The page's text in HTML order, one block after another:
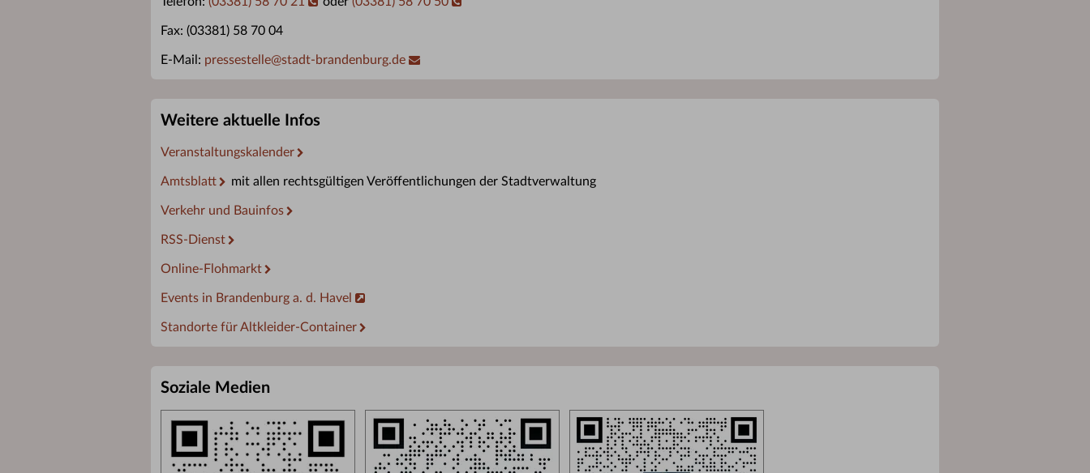
Fax: (03381) 58 70 04
E-Mail: pressestelle@stadt-brandenburg.de
Weitere aktuelle Infos
Veranstaltungskalender
Amtsblatt mit allen rechtsgültigen Veröffentlichungen der Stadtverwaltung
Verkehr und Bauinfos
RSS-Dienst
Online-Flohmarkt
Events in Brandenburg a. d. Havel
Standorte für Altkleider-Container
Soziale Medien